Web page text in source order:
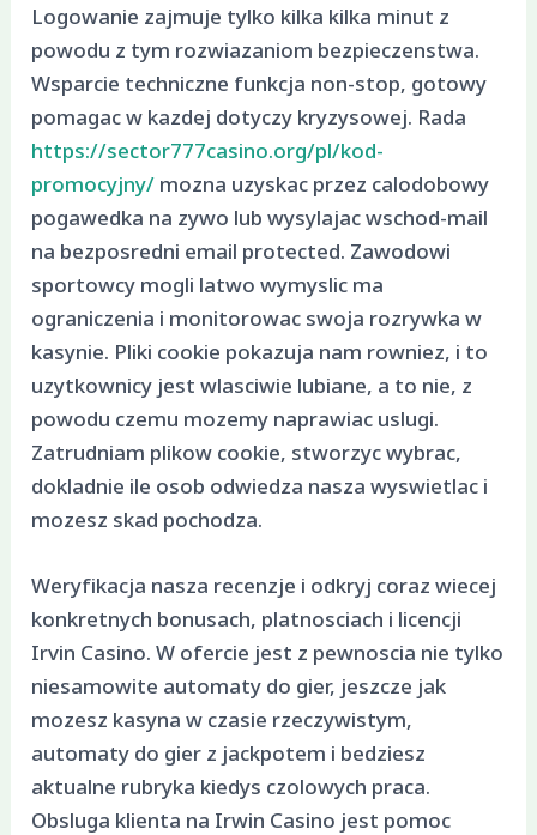
Logowanie zajmuje tylko kilka kilka minut z
powodu z tym rozwiazaniom bezpieczenstwa.
Wsparcie techniczne funkcja non-stop, gotowy
pomagac w kazdej dotyczy kryzysowej. Rada
https://sector777casino.org/pl/kod-
promocyjny/mozna uzyskac przez calodobowy
pogawedka na zywo lub wysylajac wschod-mail
na bezposredni email protected. Zawodowi
sportowcy mogli latwo wymyslic ma
ograniczenia i monitorowac swoja rozrywka w
kasynie. Pliki cookie pokazuja nam rowniez, i to
uzytkownicy jest wlasciwie lubiane, a to nie, z
powodu czemu mozemy naprawiac uslugi.
Zatrudniam plikow cookie, stworzyc wybrac,
dokladnie ile osob odwiedza nasza wyswietlac i
mozesz skad pochodza.
Weryfikacja nasza recenzje i odkryj coraz wiecej
konkretnych bonusach, platnosciach i licencji
Irvin Casino. W ofercie jest z pewnoscia nie tylko
niesamowite automaty do gier, jeszcze jak
mozesz kasyna w czasie rzeczywistym,
automaty do gier z jackpotem i bedziesz
aktualne rubryka kiedys czolowych praca.
Obsluga klienta na Irwin Casino jest pomoc